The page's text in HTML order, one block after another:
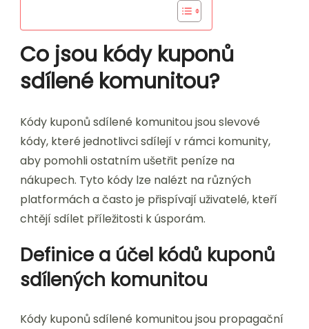
Co jsou kódy kuponů
sdílené komunitou?
Kódy kuponů sdílené komunitou jsou slevové
kódy, které jednotlivci sdílejí v rámci komunity,
aby pomohli ostatním ušetřit peníze na
nákupech. Tyto kódy lze nalézt na různých
platformách a často je přispívají uživatelé, kteří
chtějí sdílet příležitosti k úsporám.
Definice a účel kódů kuponů
sdílených komunitou
Kódy kuponů sdílené komunitou jsou propagační